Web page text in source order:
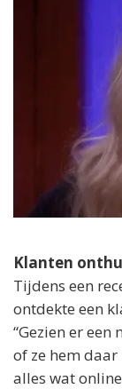
Klanten
Tijdens een
ontdekte een
“Gezien er
of ze hem
alles wat